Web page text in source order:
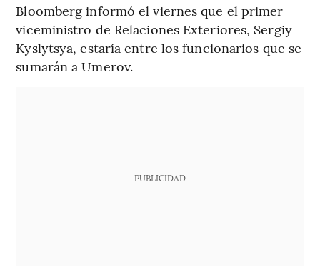
Bloomberg informó el viernes que el primer
viceministro de Relaciones Exteriores, Sergiy
Kyslytsya, estaría entre los funcionarios que se
sumarán a Umerov.
PUBLICIDAD